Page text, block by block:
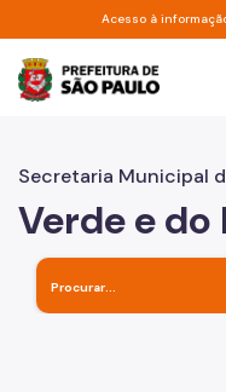
Pular para oAcesso à
Prefeitura
Secretaria Municipal
Verde e